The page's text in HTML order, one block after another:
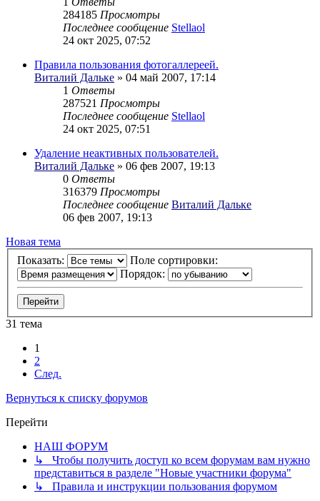
284185 Просмотры
Последнее сообщение Stellaol
24 окт 2025, 07:52
Правила пользования фотогаллереей.
Виталий Дальке » 04 май 2007, 17:14
1 Ответы
287521 Просмотры
Последнее сообщение Stellaol
24 окт 2025, 07:51
Удаление неактивных пользователей.
Виталий Дальке » 06 фев 2007, 19:13
0 Ответы
316379 Просмотры
Последнее сообщение Виталий Дальке
06 фев 2007, 19:13
Новая тема
Показать:
Поле сортировки:
Порядок:
31 тема
1
2
След.
Вернуться к списку форумов
Перейти
НАШ ФОРУМ
↳ Чтобы получить доступ ко всем форумам вам нужно
представиться в разделе "Новые участники форума"
↳ Правила и инструкции пользования форумом